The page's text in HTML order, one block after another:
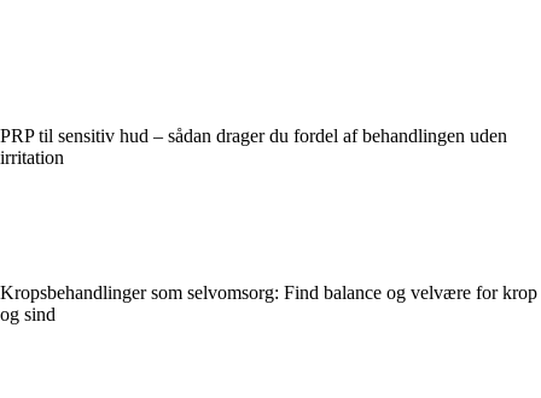
PRP til sensitiv hud – sådan drager du fordel af behandlingen uden
irritation
Kropsbehandlinger som selvomsorg: Find balance og velvære for krop
og sind